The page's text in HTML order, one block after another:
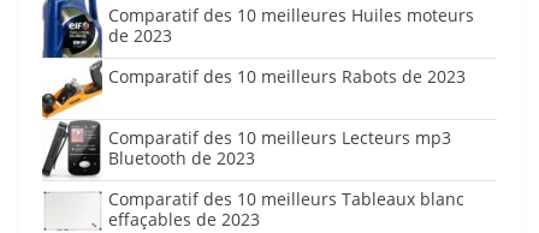
Comparatif des 10 meilleures Huiles moteurs
de 2023
Comparatif des 10 meilleurs Rabots de 2023
Comparatif des 10 meilleurs Lecteurs mp3
Bluetooth de 2023
Comparatif des 10 meilleurs Tableaux blanc
effaçables de 2023